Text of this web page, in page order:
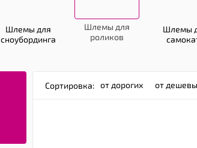
Шлемы для
сноубординга
Шлемы для
роликов
Шлемы
Сортировка: от дорогих от